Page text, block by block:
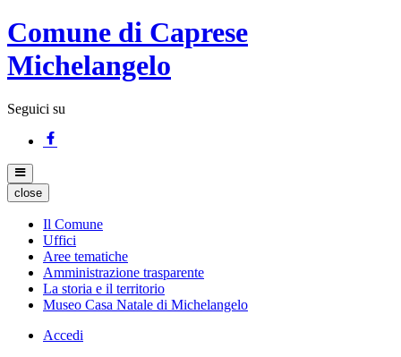
Comune di Caprese
Michelangelo
Seguici su
close
Il Comune
Uffici
Aree tematiche
Amministrazione trasparente
La storia e il territorio
Museo Casa Natale di Michelangelo
Accedi